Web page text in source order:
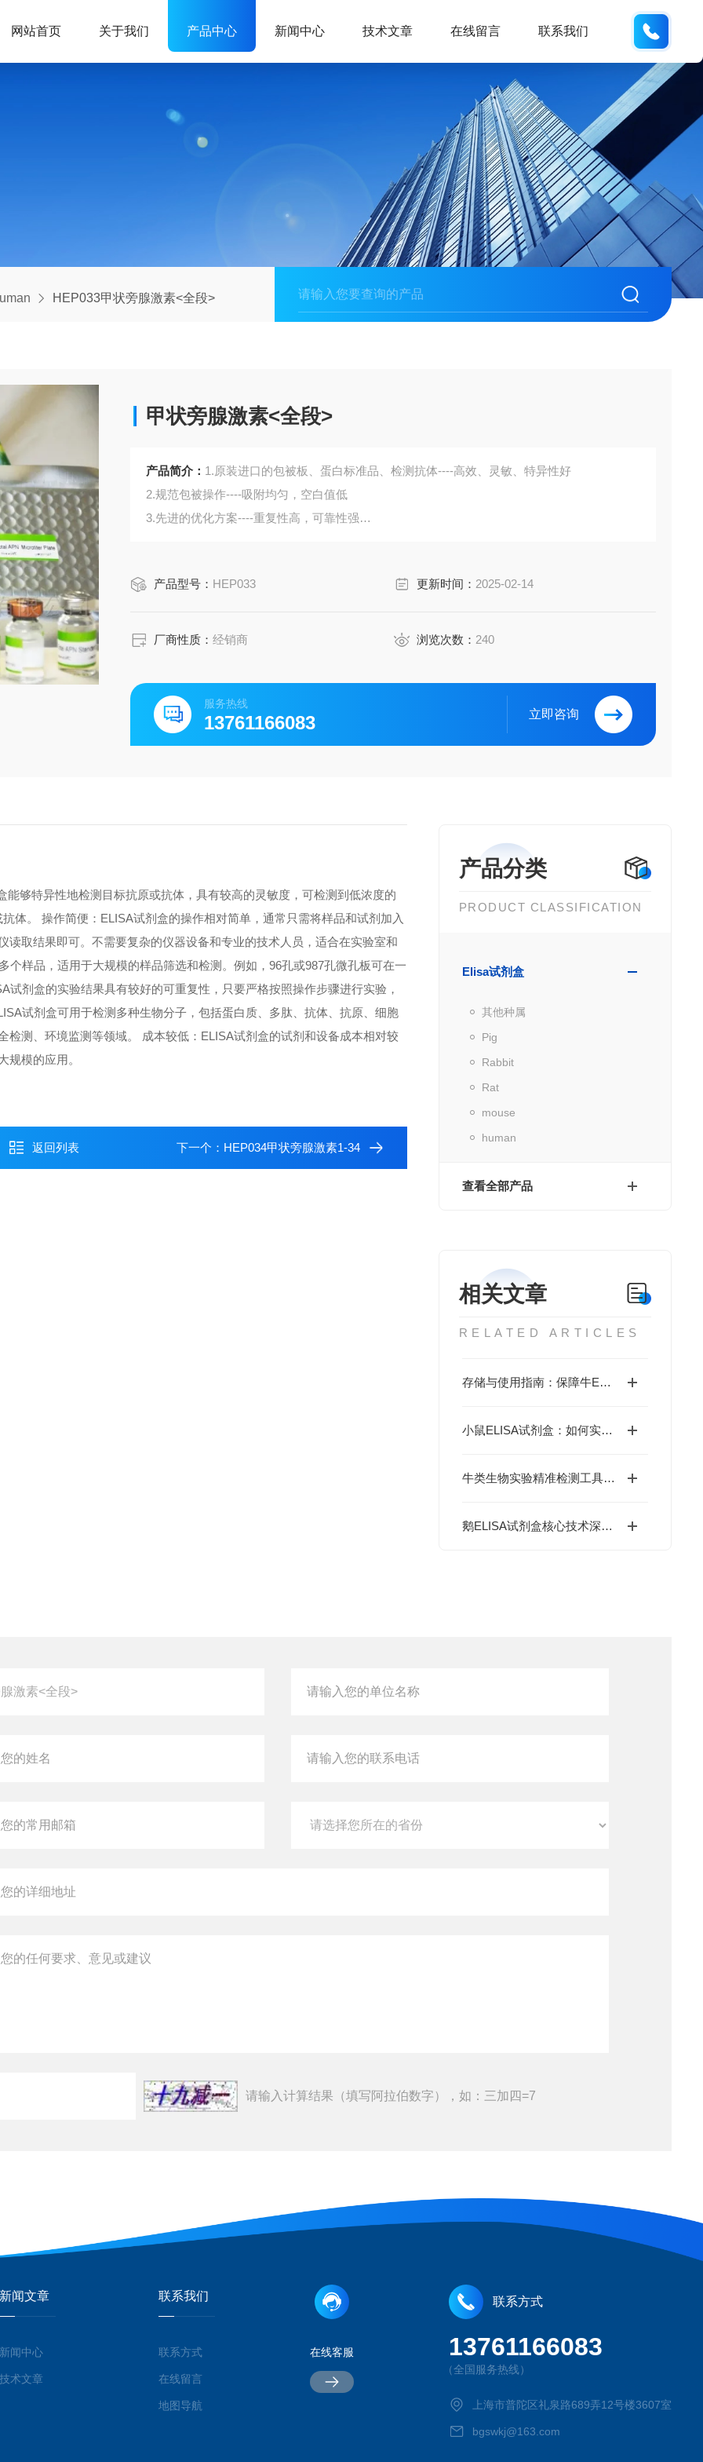
网站首页 关于我们 产品中心 新闻中心 技术文章 在线留言 联系我们
HEP033甲状旁腺激素<全段>
甲状旁腺激素<全段>
产品简介： 1.原装进口的包被板、蛋白标准品、检测抗体----高效、灵敏、特异性好
2.规范包被操作----吸附均匀，空白值低
3.先进的优化方案----重复性高，可靠性强
6.检测指标齐全：炎症因子、血管生成素、动脉粥样硬化因子、趋化因子、生长因子、基质金属
610.购买Bogoo ELISA试剂盒可以免费代测。
产品型号： HEP033 更新时间： 2025-02-14
厂商性质：经销商 浏览次数： 240
服务热线
13761166083 立即咨询
产品分类
PRODUCT CLASSIFICATION
Elisa试剂盒
其他种属
Pig
Rabbit
Rat
mouse
human
查看全部产品
相关文章
RELATED ARTICLES
存储与使用指南：保障牛ELISA试剂盒检测性能的关键措施
小鼠ELISA试剂盒：如何实现精准定量分析？
牛类生物实验精准检测工具：牛ELISA试剂盒如何高效完成牛源样本目标蛋白定量分析？
鹅ELISA试剂盒核心技术深度解析：如何实现鹅源抗体与抗原的高特异性检测及精准定量分析？
够特异性地检测目标抗原或抗体，具有较高的灵敏度，可检测到低浓度的
体。 操作简便：ELISA试剂盒的操作相对简单，通常只需将样品和试剂加入
取结果即可。不需要复杂的仪器设备和专业的技术人员，适合在实验室和
样品，适用于大规模的样品筛选和检测。例如，96孔或987孔微孔板可在一
剂盒的实验结果具有较好的可重复性，只要严格按照操作步骤进行实验，
试剂盒可用于检测多种生物分子，包括蛋白质、多肽、抗体、抗原、细胞
测、环境监测等领域。 成本较低：ELISA试剂盒的试剂和设备成本相对较
规模的应用。
返回列表 下一个： HEP034甲状旁腺激素1-34
请输入计算结果（填写阿拉伯数字），如：三加四=7
新闻文章
新闻中心
技术文章
联系我们
联系方式
在线留言
地图导航
在线客服
联系方式
13761166083
（全国服务热线）
上海市普陀区礼泉路689弄12号楼3607室
bgswkj@163.com